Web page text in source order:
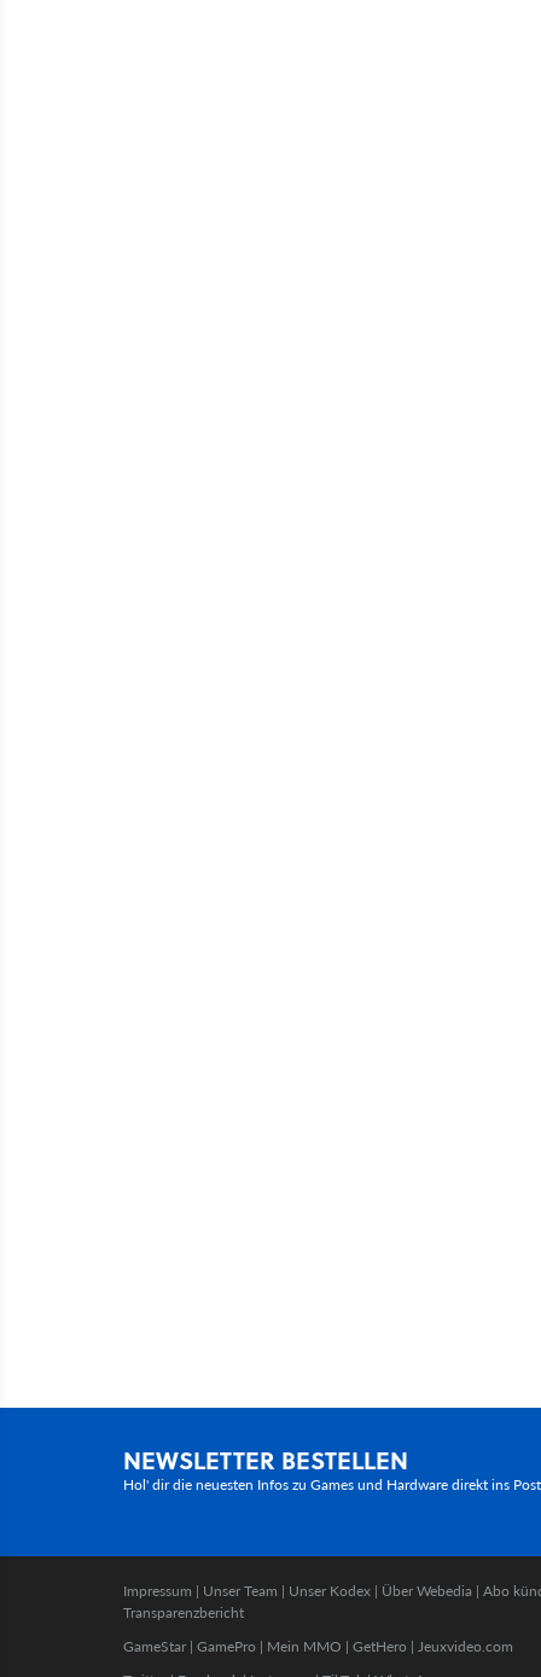
NEWSLETTER BESTELLEN
Hol' dir die neuesten Infos zu Games und Hardware direkt ins
Impressum | Unser Team | Unser Kodex | Über Webedia | Abo
Transparenzbericht
GameStar | GamePro | Mein MMO | GetHero | Jeuxvideo.com